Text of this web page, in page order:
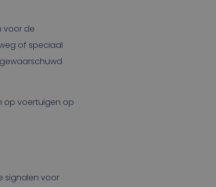
voor de
of speciaal
op voertuigen op
signalen voor